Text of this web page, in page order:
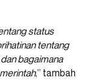
status
tentang
bagaimana
,” tambah